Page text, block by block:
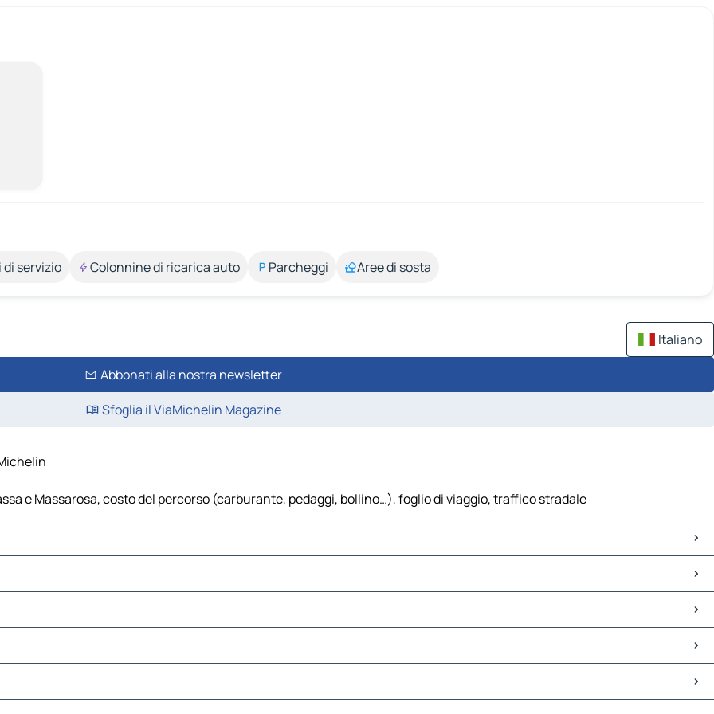
servizio Colonnine di ricarica auto Parcheggi Aree di sosta
Italiano
Abbonati alla nostra newsletter
Sfoglia il ViaMichelin Magazine
e Massarosa, costo del percorso (carburante, pedaggi, bollino…), foglio di viaggio, traffico stradale